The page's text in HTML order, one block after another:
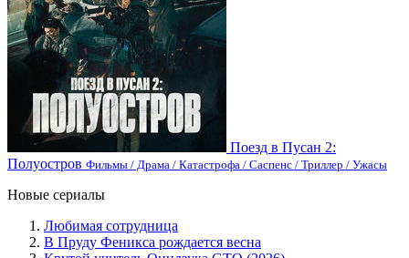
Поезд в Пусан 2:
Полуостров Фильмы / Драма / Катастрофа / Саспенс / Триллер / Ужасы
Новые сериалы
Любимая сотрудница
В Пруду Феникса рождается весна